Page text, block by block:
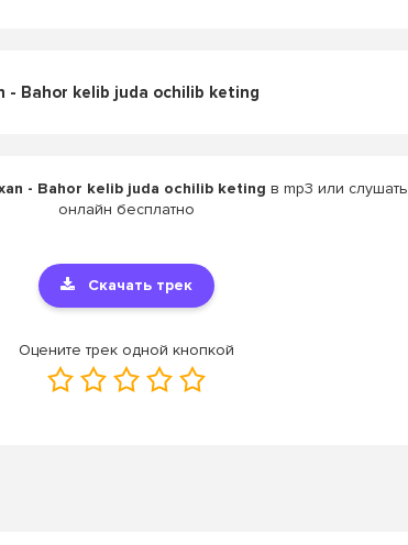
- Bahor kelib juda ochilib keting
- Bahor kelib juda ochilib keting в mp3 или слушать
онлайн бесплатно
Скачать трек
Оцените трек одной кнопкой